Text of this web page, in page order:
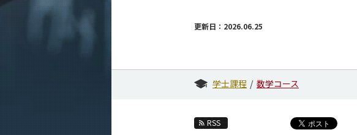
更新日：2026.06.25
学士課程 数学コース
RSS